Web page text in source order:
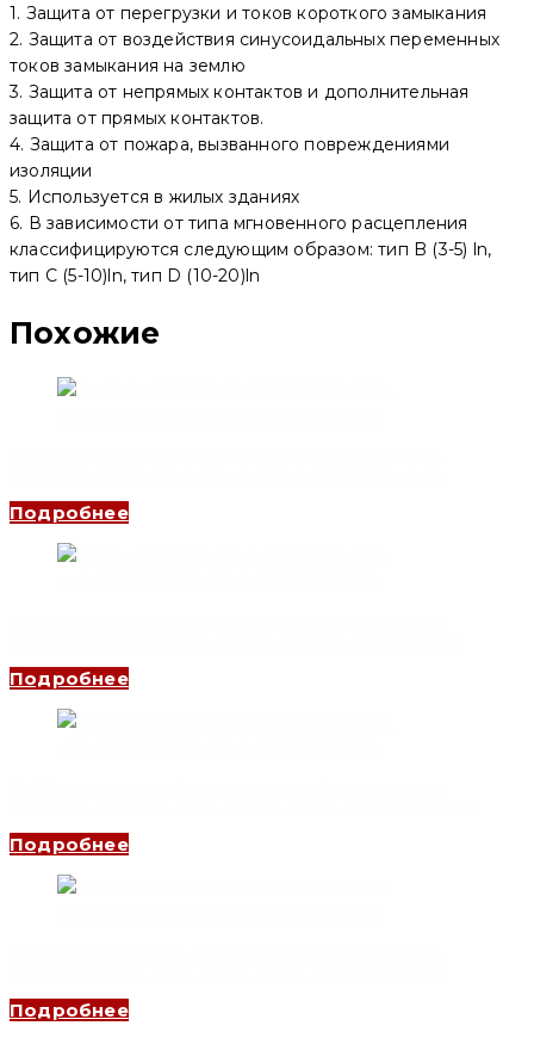
1. Защита от перегрузки и токов короткого замыкания
2. Защита от воздействия синусоидальных переменных
токов замыкания на землю
3. Защита от непрямых контактов и дополнительная
защита от прямых контактов.
4. Защита от пожара, вызванного повреждениями
изоляции
5. Используется в жилых зданиях
6. В зависимости от типа мгновенного расцепления
классифицируются следующим образом: тип B (3-5) ln,
тип C (5-10)ln, тип D (10-20)ln
Похожие
Подробнее
Подробнее
Подробнее
Подробнее